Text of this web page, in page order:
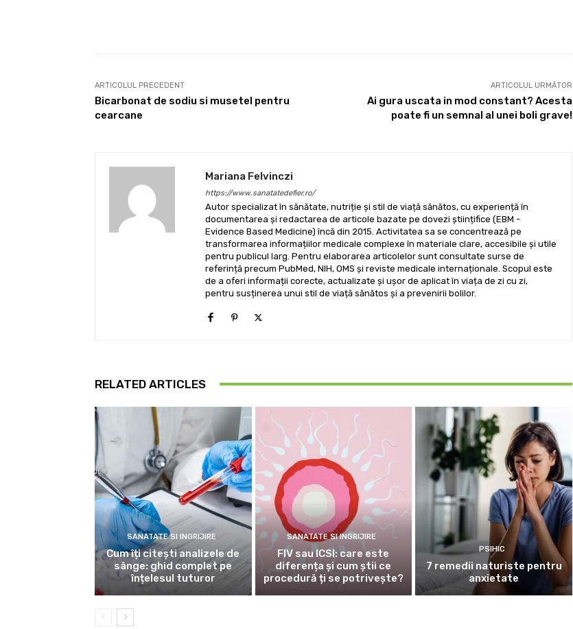
ARTICOLUL PRECEDENT
Bicarbonat de sodiu si musetel pentru
cearcane
ARTICOLUL URMĂTOR
Ai gura uscata in mod constant? Acesta
poate fi un semnal al unei boli grave!
Mariana Felvinczi
https://www.sanatatedefier.ro/
Autor specializat în sănătate, nutriție și stil de viață sănătos, cu experiență în
documentarea și redactarea de articole bazate pe dovezi științifice (EBM -
Evidence Based Medicine) încă din 2015. Activitatea sa se concentrează pe
transformarea informațiilor medicale complexe în materiale clare, accesibile și utile
pentru publicul larg. Pentru elaborarea articolelor sunt consultate surse de
referință precum PubMed, NIH, OMS și reviste medicale internaționale. Scopul este
de a oferi informații corecte, actualizate și ușor de aplicat în viața de zi cu zi,
pentru susținerea unui stil de viață sănătos și a prevenirii bolilor.
RELATED ARTICLES
SANATATE SI INGRIJIRE
Cum îți citești analizele de
sânge: ghid complet pe
înțelesul tuturor
SANATATE SI INGRIJIRE
FIV sau ICSI: care este
diferența și cum știi ce
procedură ți se potrivește?
PSIHIC
7 remedii naturiste pentru
anxietate